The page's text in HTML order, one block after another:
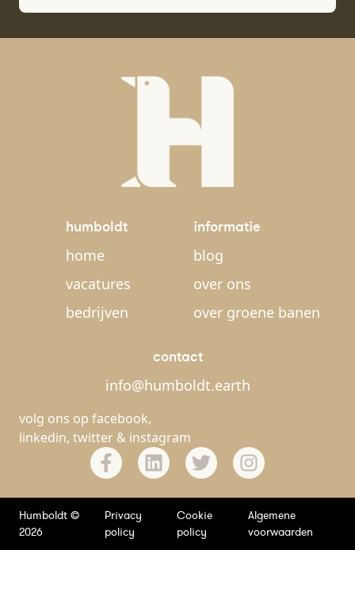
humboldt
home
vacatures
bedrijven
informatie
blog
over ons
over groene banen
contact
info@humboldt.earth
volg ons op facebook,
linkedin, twitter & instagram
Humboldt ©
2026
Privacy
policy
Cookie
policy
Algemene
voorwaarden